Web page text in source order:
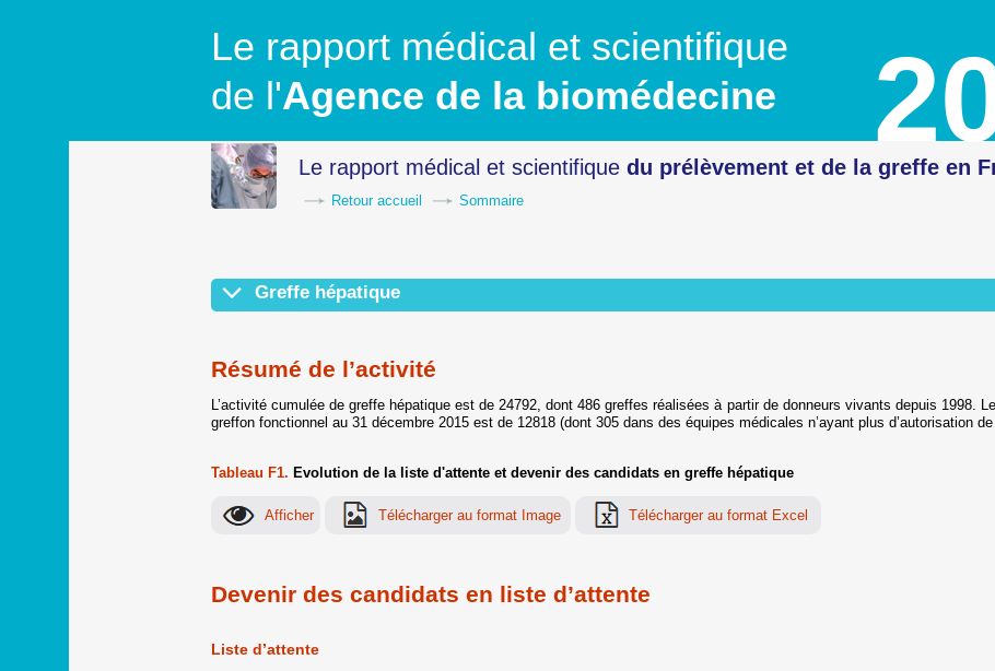
Le rapport médical et scientifique
de l'Agence de la biomédecine
Le rapport médical et scientifique du prélèvementet de la greffe en
Retour accueil Sommaire
Greffe hépatique
Résumé de l’activité
L’activité cumulée de greffe hépatique est de 24792, dont 486 greffes réalisées à partir de donneurs vivants depuis 1998.
greffon fonctionnel au 31 décembre 2015 est de 12818 (dont 305 dans des équipes médicales n’ayant plus d’autorisation
Tableau F1. Evolution de la liste d'attente et devenir des candidats en greffe hépatique
Devenir des candidats en liste d’attente
Liste d’attente